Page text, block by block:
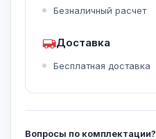
Безналичный расчет
Доставка
Бесплатная доставка
Вопросы по комплектации?